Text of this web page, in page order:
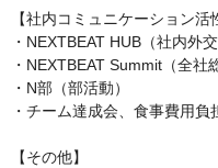
【社内コミュニケーション活
・NEXTBEAT HUB（社内外
・NEXTBEAT Summit（全社
・N部（部活動）
・チーム達成会、食事費用負
【その他】